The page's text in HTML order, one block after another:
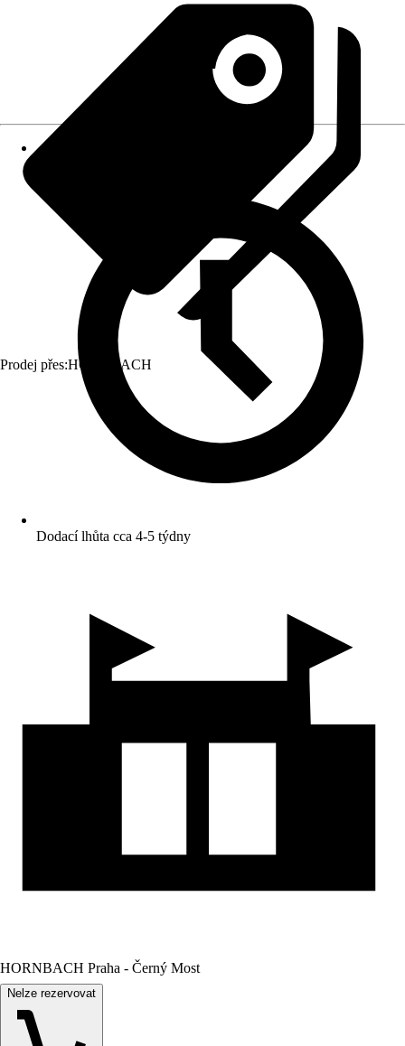
Prodej přes:HORNBACH
Dodací lhůta cca 4-5 týdny
HORNBACH Praha - Černý Most
Nelze rezervovat